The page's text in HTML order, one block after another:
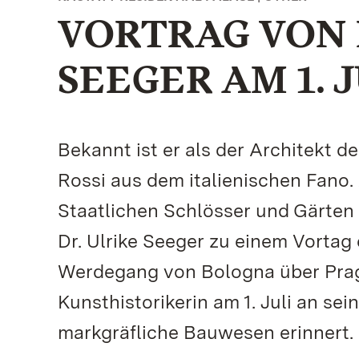
VORTRAG
SEEGER AM 1.
Bekannt ist er als der Architekt
Rossi aus dem italienischen
Staatlichen Schlösser und
Dr. Ulrike Seeger zu einem
Werdegang von Bologna über
Kunsthistorikerin am 1. Juli an
markgräfliche Bauwesen erinnert.